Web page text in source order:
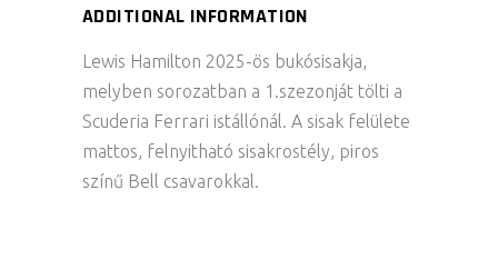
ADDITIONAL INFORMATION
Lewis Hamilton 2025-ös bukósisakja,
melyben sorozatban a 1.szezonját tölti a
Scuderia Ferrari istállónál. A sisak felülete
mattos, felnyitható sisakrostély, piros
színű Bell csavarokkal.